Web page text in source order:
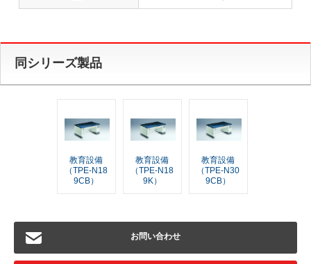
同シリーズ製品
教育設備
（TPE-N18
9CB）
教育設備
（TPE-N18
9K）
教育設備
（TPE-N30
9CB）
お問い合わせ